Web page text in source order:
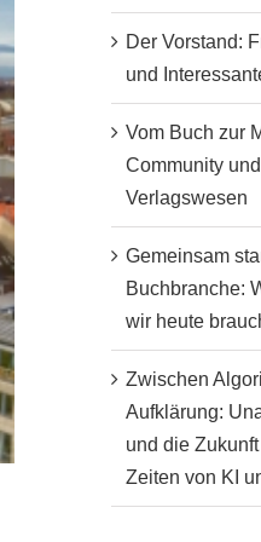
Der Vorstand:
und
Vom Buch zur
Community
Verlagswesen
Gemeinsam
Buchbranche:
wir heute
Zwischen
Aufklärung:
und die
Zeiten von KI